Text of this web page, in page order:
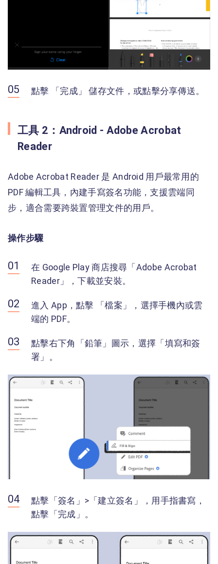
點擊 「完成」 儲存文件，或點擊分享傳送。
工具 2：Android - Adobe Acrobat
Reader
Adobe Acrobat Reader 是 Android 用戶最常用的
PDF 編輯工具，內建手寫簽名功能，支援雲端同
步，適合需要跨裝置管理文件的用戶。
操作步驟
在 Google Play 商店搜尋「Adobe Acrobat
Reader」，下載並安裝。
進入 App，點擊 「檔案」，選擇手機內或雲
端的 PDF。
點擊右下角「鉛筆」圖示，選擇「填寫和簽
署」。
點擊「簽名」>「建立簽名」，用手指書寫，
點擊「完成」。